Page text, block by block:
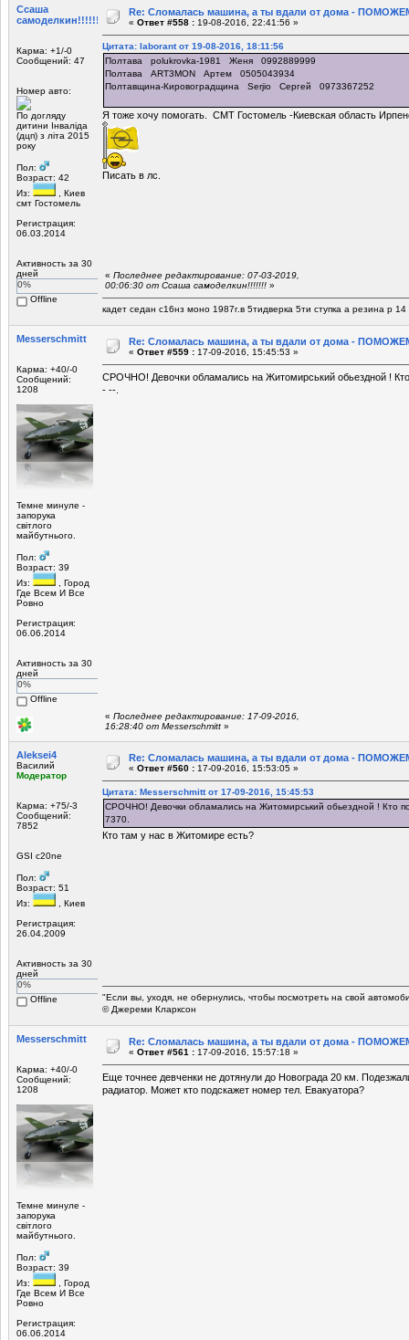
Ссаша
самоделкин!!!!!!!
Карма: +1/-0
Сообщений: 47
Номер авто:
По догляду
дитини Інваліда
(дцп) з літа 2015
року
Пол:
Возраст: 42
Из:
, Киев
смт Гостомель
Регистрация:
06.03.2014
Активность за 30
дней
0%
Offline
Re: Сломалась машина, а ты вдали от дома -
« Ответ #558 : 19-08-2016, 22:41:56 »
Цитата: laborant от 19-08-2016, 18:11:56
Полтава polukrovka-1981 Женя 0992889999
Полтава ART3MON Артем 0505043934
Полтавщина-Кировоградщина Serjio Сергей 0973367252
Я тоже хочу помогать. СМТ Гостомель -Киевская область
Писать в лс.
« Последнее редактирование: 07-03-2019,
00:06:30 от Ссаша самоделкин!!!!!!! »
кадет седан с16нз моно 1987г.в 5тидверка 5ти ступка а резина р
Mеsserschmitt
Карма: +40/-0
Сообщений:
1208
Темне минуле -
запорука
світлого
майбутнього.
Пол:
Возраст: 39
Из:
, Город
Где Всем И Все
Ровно
Регистрация:
06.06.2014
Активность за 30
дней
0%
Offline
Re: Сломалась машина, а ты вдали от дома -
« Ответ #559 : 17-09-2016, 15:45:53 »
СРОЧНО! Девочки обламались на Житомирський обьездной !
- --.
« Последнее редактирование: 17-09-2016,
16:28:40 от Mеsserschmitt »
Aleksei4
Василий
Модератор
Карма: +75/-3
Сообщений:
7852
GSI c20ne
Пол:
Возраст: 51
Из:
, Киев
Регистрация:
26.04.2009
Активность за 30
дней
0%
Offline
Re: Сломалась машина, а ты вдали от дома -
« Ответ #560 : 17-09-2016, 15:53:05 »
Цитата: Mеsserschmitt от 17-09-2016, 15:45:53
СРОЧНО! Девочки обламались на Житомирський обьездной ! Кто
7370.
Кто там у нас в Житомире есть?
"Если вы, уходя, не обернулись, чтобы посмотреть на свой
© Джереми Кларксон
Mеsserschmitt
Карма: +40/-0
Сообщений:
1208
Темне минуле -
запорука
світлого
майбутнього.
Пол:
Возраст: 39
Из:
, Город
Где Всем И Все
Ровно
Регистрация:
06.06.2014
Re: Сломалась машина, а ты вдали от дома -
« Ответ #561 : 17-09-2016, 15:57:18 »
Еще точнее девченки не дотянули до Новограда 20 км.
радиатор. Может кто подскажет номер тел. Евакуатора?